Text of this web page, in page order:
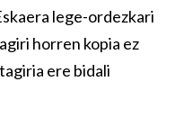
lege-ordezkari
horren kopia ez
ere bidali